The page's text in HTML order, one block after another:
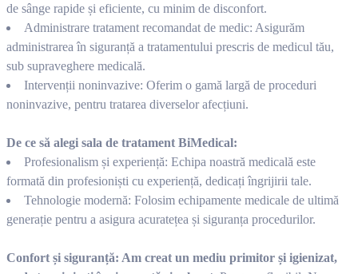
de sânge rapide și eficiente, cu minim de disconfort.
Administrare tratament recomandat de medic: Asigurăm
administrarea în siguranță a tratamentului prescris de medicul tău,
sub supraveghere medicală.
Intervenții noninvazive: Oferim o gamă largă de proceduri
noninvazive, pentru tratarea diverselor afecțiuni.
De ce să alegi sala de tratament BiMedical:
Profesionalism și experiență: Echipa noastră medicală este
formată din profesioniști cu experiență, dedicați îngrijirii tale.
Tehnologie modernă: Folosim echipamente medicale de ultimă
generație pentru a asigura acuratețea și siguranța procedurilor.
Confort și siguranță: Am creat un mediu primitor și igienizat,